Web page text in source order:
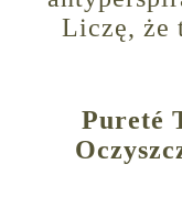
Liczę, że
Pureté